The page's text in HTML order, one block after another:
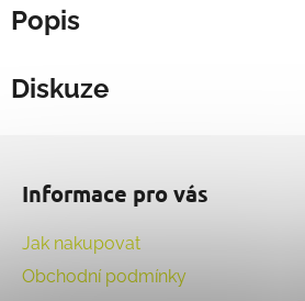
Popis
Diskuze
Informace pro vás
Jak nakupovat
Obchodní podmínky